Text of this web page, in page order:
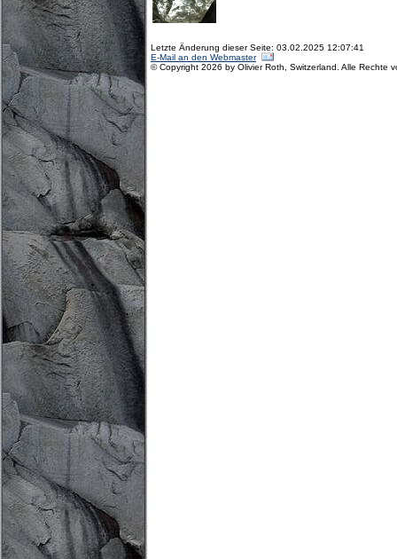
Letzte Änderung dieser Seite: 03.02.2025 12:07:41
E-Mail an den Webmaster
© Copyright 2026 by Olivier Roth, Switzerland. Alle Rechte